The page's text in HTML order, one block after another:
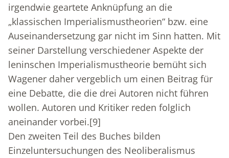
irgendwie geartete Anknüpfung an die
„klassischen Imperialismustheorien“ bzw. eine
Auseinandersetzung gar nicht im Sinn hatten. Mit
seiner Darstellung verschiedener Aspekte der
leninschen Imperialismustheorie bemüht sich
Wagener daher vergeblich um einen Beitrag für
eine Debatte, die die drei Autoren nicht führen
wollen. Autoren und Kritiker reden folglich
aneinander vorbei.[9]
Den zweiten Teil des Buches bilden
Einzeluntersuchungen des Neoliberalismus